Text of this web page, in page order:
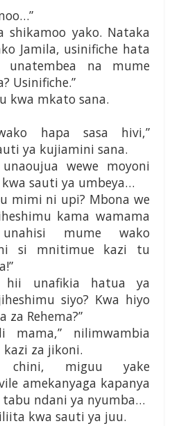
shikamoo yako. Nataka
Jamila, usinifiche hata
unatembea na mume
Usinifiche.”
kwa mkato sana.
hapa sasa hivi,”
ya kujiamini sana.
wewe moyoni
sauti ya umbeya…
mimi ni upi? Mbona we
kama wamama
mume wako
si mnitimue kazi tu
hii unafikia hatua ya
siyo? Kwa hiyo
Rehema?”
mama,” nilimwambia
za jikoni.
chini, miguu yake
amekanyaga kapanya
ndani ya nyumba…
kwa sauti ya juu.